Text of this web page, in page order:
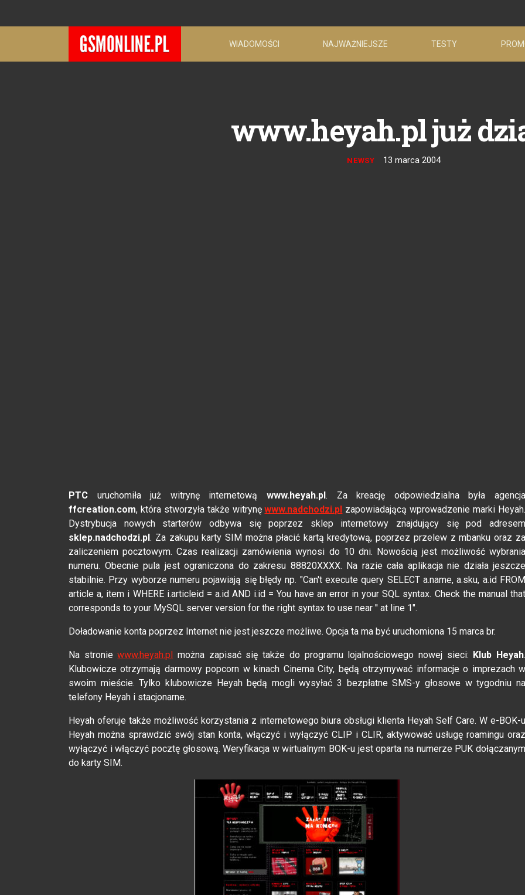
WIADOMOŚCI NAJWAŻNIEJSZE TESTY
www.heyah.pl już
NEWSY 13 marca 2004
PTC uruchomiła już witrynę internetową www.heyah.pl. Za kreację odpowiedzialna była agencja
ffcreation.com, która stworzyła także witrynęwww.nadchodzi.pl zapowiadającą wprowadzenie marki Heyah.
Dystrybucja nowych starterów odbywa się poprzez sklep internetowy znajdujący się pod adresem
sklep.nadchodzi.pl. Za zakupu karty SIM można płacić kartą kredytową, poprzez przelew z mbanku oraz za
zaliczeniem pocztowym. Czas realizacji zamówienia wynosi do 10 dni. Nowością jest możliwość wybrania
numeru. Obecnie pula jest ograniczona do zakresu 88820XXXX. Na razie cała aplikacja nie działa jeszcze
stabilnie. Przy wyborze numeru pojawiają się błędy np. "Can't execute query SELECT a.name, a.sku, a.id FROM
article a, item i WHERE i.articleid = a.id AND i.id = You have an error in your SQL syntax. Check the manual that
corresponds to your MySQL server version for the right syntax to use near '' at line 1".
Doładowanie konta poprzez Internet nie jest jeszcze możliwe. Opcja ta ma być uruchomiona 15 marca br.
Na stroniewww.heyah.pl można zapisać się także do programu lojalnościowego nowej sieci: Klub Heyah.
Klubowicze otrzymają darmowy popcorn w kinach Cinema City, będą otrzymywać informacje o imprezach w
swoim mieście. Tylko klubowicze Heyah będą mogli wysyłać 3 bezpłatne SMS-y głosowe w tygodniu na
telefony Heyah i stacjonarne.
Heyah oferuje także możliwość korzystania z internetowego biura obsługi klienta Heyah Self Care. W e-BOK-u
Heyah można sprawdzić swój stan konta, włączyć i wyłączyć CLIP i CLIR, aktywować usługę roamingu oraz
wyłączyć i włączyć pocztę głosową. Weryfikacja w wirtualnym BOK-u jest oparta na numerze PUK dołączanym
do karty SIM.